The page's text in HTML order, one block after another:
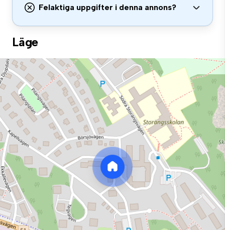
Felaktiga uppgifter i denna annons?
Läge